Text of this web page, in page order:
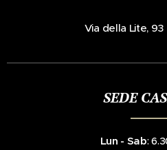
📍Via della Lite,
SEDE
Lun - Sab: